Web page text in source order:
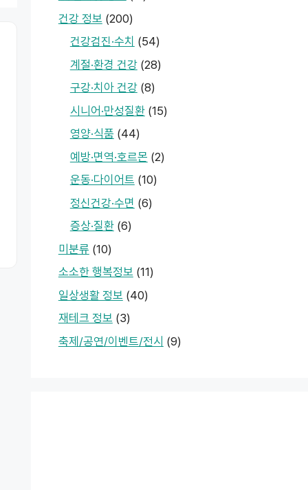
건강 정보 (200)
건강검진·수치 (54)
계절·환경 건강(28)
구강·치아 건강(8)
시니어·만성질환(15)
영양·식품 (44)
예방·면역·호르몬 (2)
운동·다이어트 (10)
정신건강·수면 (6)
증상·질환(6)
미분류 (10)
소소한 행복정보 (11)
일상생활 정보 (40)
재테크 정보 (3)
축제/공연/이벤트/전시 (9)